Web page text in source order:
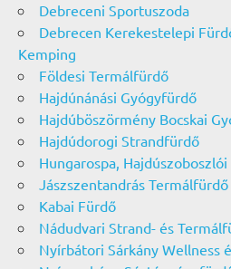
Debreceni Sportuszoda
Debrecen Kerekestelepi
Kemping
Földesi Termálfürdő
Hajdúnánási Gyógyfürdő
Hajdúböszörmény Bocskai
Hajdúdorogi Strandfürdő
Hungarospa,
Jászszentandrás Termálfürdő
Kabai Fürdő
Nádudvari Strand- és
Nyírbátori Sárkány Wellness